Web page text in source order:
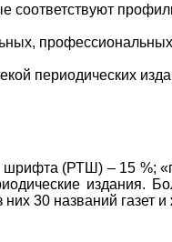
периодических
шрифта (РТШ) – 15 %;
издания.
30 названий газет